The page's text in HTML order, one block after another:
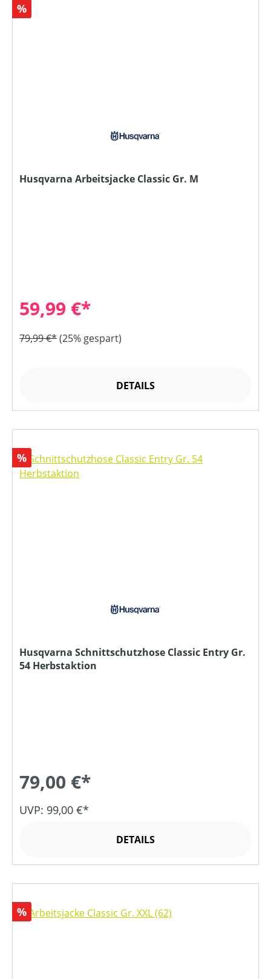
Rabatt
%
Husqvarna Arbeitsjacke Classic Gr. M
59,99 €*
79,99 €*(25% gespart)
DETAILS
Rabatt
%
Husqvarna Schnittschutzhose Classic Entry Gr.
54 Herbstaktion
79,00 €*
UVP: 99,00 €*
DETAILS
Rabatt
%